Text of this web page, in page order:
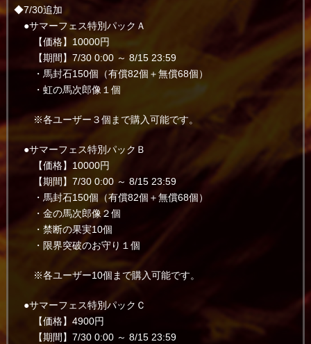
◆7/30追加
●サマーフェス特別パックＡ
【価格】10000円
【期間】7/30 0:00 ～ 8/15 23:59
・馬封石150個（有償82個＋無償68個）
・虹の馬次郎像１個
※各ユーザー３個まで購入可能です。
●サマーフェス特別パックＢ
【価格】10000円
【期間】7/30 0:00 ～ 8/15 23:59
・馬封石150個（有償82個＋無償68個）
・金の馬次郎像２個
・禁断の果実10個
・限界突破のお守り１個
※各ユーザー10個まで購入可能です。
●サマーフェス特別パックＣ
【価格】4900円
【期間】7/30 0:00 ～ 8/15 23:59